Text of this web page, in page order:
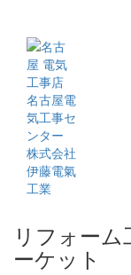
リフォー
ーケット